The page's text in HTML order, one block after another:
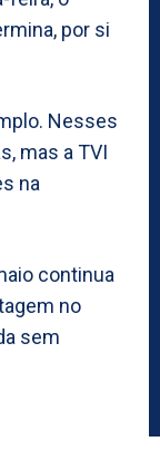
por si
Nesses
mas a TVI
na
continua
no
sem